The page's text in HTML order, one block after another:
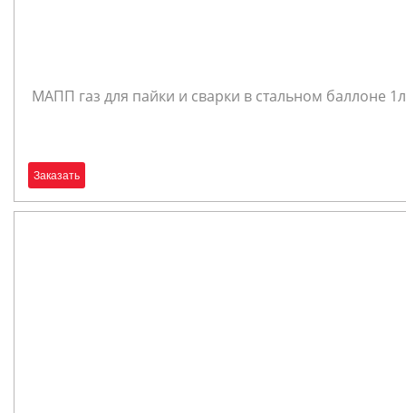
МАПП газ для пайки и сварки в стальном баллоне
Заказать